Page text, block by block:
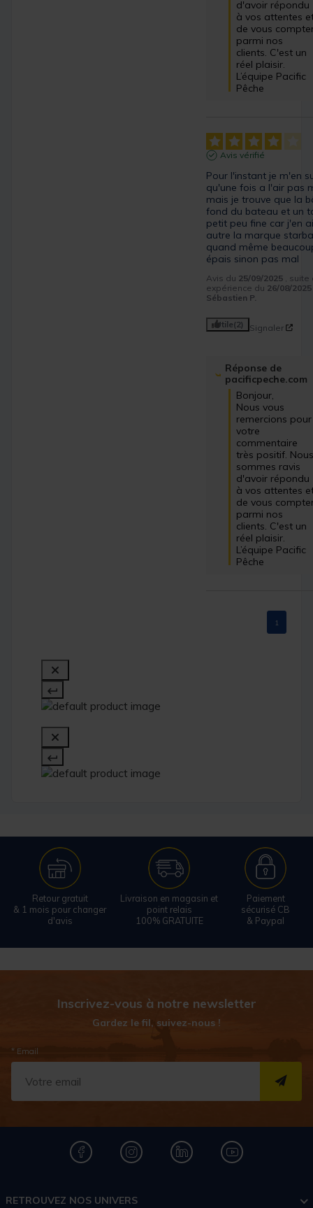
d'avoir répondu
à vos attentes
de vous
parmi nos
clients. C'est un
réel plaisir.
L’équipe Pacific
Pêche
Avis vérifié
Pour l'instant je m'en
qu'une fois a l'air pas
mais je trouve que la
fond du bateau et un
petit peu fine car j'en
autre la marque
quand même
épais sinon pas mal
Avis du 25/09/2025
,
expérience du 26/08/2025
Sébastien P.
Utile(2) Signaler
Réponse de
pacificpeche.com
Bonjour,
Nous vous
remercions pour
votre
commentaire
très positif.
sommes ravis
d'avoir répondu
à vos attentes
de vous
parmi nos
clients. C'est un
réel plaisir.
L’équipe Pacific
Pêche
1
Retour gratuit
& 1 mois pour changer
d'avis
Livraison en magasin et
point relais
100% GRATUITE
Paiement
sécurisé CB
& Paypal
Inscrivez-vous à notre newsletter
Gardez le fil, suivez-nous !
* Email
RETROUVEZ NOS UNIVERS